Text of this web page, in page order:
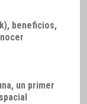
beneficios,
un primer